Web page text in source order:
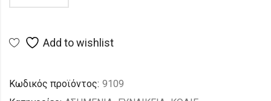
Add to wishlist
Κωδικός προϊόντος: 9109